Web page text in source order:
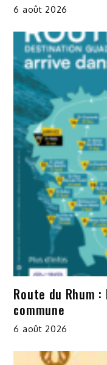
6 août 2026
Route du Rhum
commune
6 août 2026